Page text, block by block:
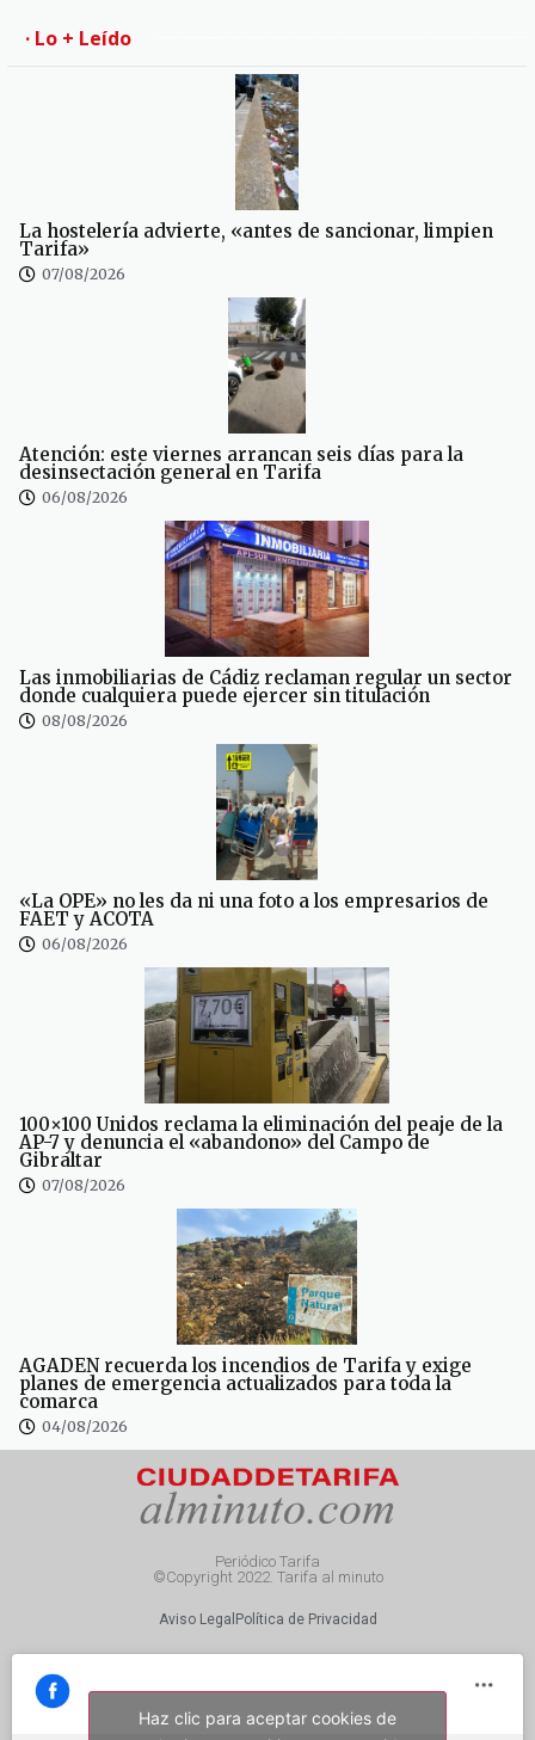
· Lo + Leído
La hostelería advierte, «antes de sancionar, limpien
Tarifa»
07/08/2026
Atención: este viernes arrancan seis días para la
desinsectación general en Tarifa
06/08/2026
Las inmobiliarias de Cádiz reclaman regular un sector
donde cualquiera puede ejercer sin titulación
08/08/2026
«La OPE» no les da ni una foto a los empresarios de
FAET y ACOTA
06/08/2026
100×100 Unidos reclama la eliminación del peaje de la
AP-7 y denuncia el «abandono» del Campo de
Gibraltar
07/08/2026
AGADEN recuerda los incendios de Tarifa y exige
planes de emergencia actualizados para toda la
comarca
04/08/2026
Periódico Tarifa
©Copyright 2022. Tarifa al minuto
Aviso Legal Política de Privacidad
Haz clic para aceptar cookies de